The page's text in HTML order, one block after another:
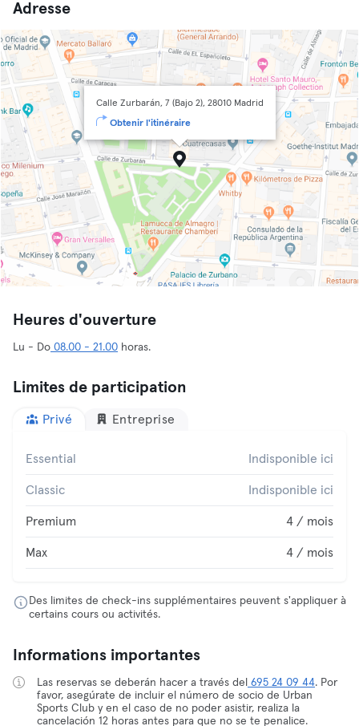
Adresse
Calle Zurbarán, 7 (Bajo 2), 28010 Madrid
Obtenir l'itinéraire
Heures d'ouverture
Lu - Do 08.00 - 21.00 horas.
Limites de participation
Privé Entreprise
Essential Indisponible ici
Classic Indisponible ici
Premium 4 / mois
Max 4 / mois
Des limites de check-ins supplémentaires peuvent s'appliquer à
certains cours ou activités.
Informations importantes
Las reservas se deberán hacer a través del 695 24 09 44. Por
favor, asegúrate de incluir el número de socio de Urban
Sports Club y en el caso de no poder asistir, realiza la
cancelación 12 horas antes para que no se te penalice.